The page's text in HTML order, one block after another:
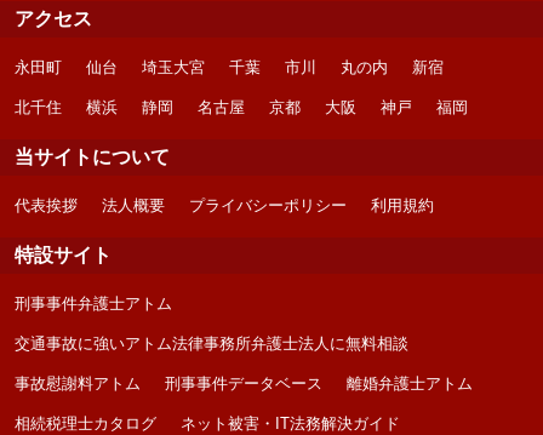
アクセス
永田町 仙台 埼玉大宮 千葉 市川 丸の内 新宿
北千住 横浜 静岡 名古屋 京都 大阪 神戸 福岡
当サイトについて
代表挨拶 法人概要 プライバシーポリシー 利用規約
特設サイト
刑事事件弁護士アトム
交通事故に強いアトム法律事務所弁護士法人に無料相談
事故慰謝料アトム 刑事事件データベース 離婚弁護士アトム
相続税理士カタログ ネット被害・IT法務解決ガイド